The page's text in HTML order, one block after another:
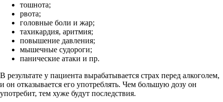
тошнота;
рвота;
головные боли и жар;
тахикардия, аритмия;
повышение давления;
мышечные судороги;
панические атаки и пр.
В результате у пациента вырабатывается страх перед алкоголем,
и он отказывается его употреблять. Чем большую дозу он
употребит, тем хуже будут последствия.